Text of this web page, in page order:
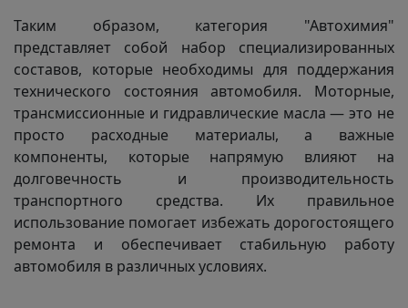
Таким образом, категория "Автохимия"
представляет собой набор специализированных
составов, которые необходимы для поддержания
технического состояния автомобиля. Моторные,
трансмиссионные и гидравлические масла — это не
просто расходные материалы, а важные
компоненты, которые напрямую влияют на
долговечность и производительность
транспортного средства. Их правильное
использование помогает избежать дорогостоящего
ремонта и обеспечивает стабильную работу
автомобиля в различных условиях.